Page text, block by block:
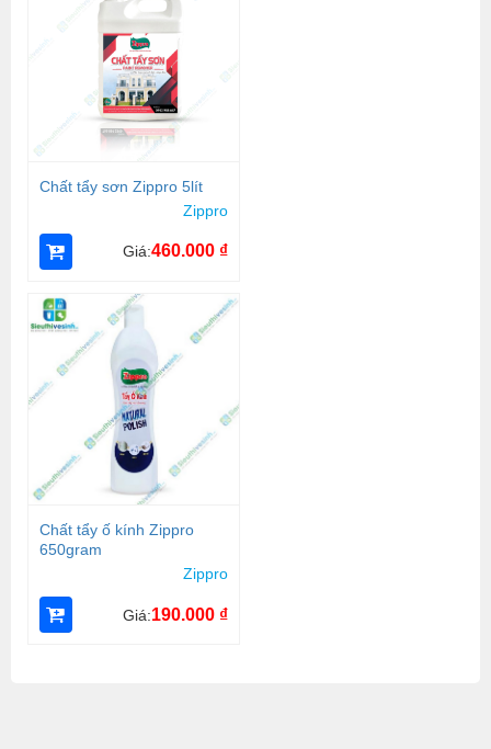
Chất tẩy sơn Zippro 5lít
Zippro
Giá:460.000 ₫
Chất tẩy ố kính Zippro
650gram
Zippro
Giá:190.000 ₫